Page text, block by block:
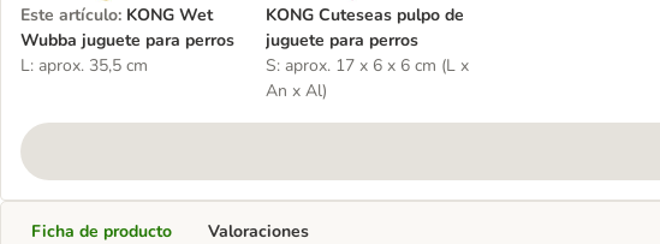
Este artículo: KONG Wet
Wubba juguete para perros
L: aprox. 35,5 cm
KONG Cuteseas pulpo de
juguete para perros
S: aprox. 17 x 6 x 6 cm (L x
An x Al)
Ficha de producto Valoraciones